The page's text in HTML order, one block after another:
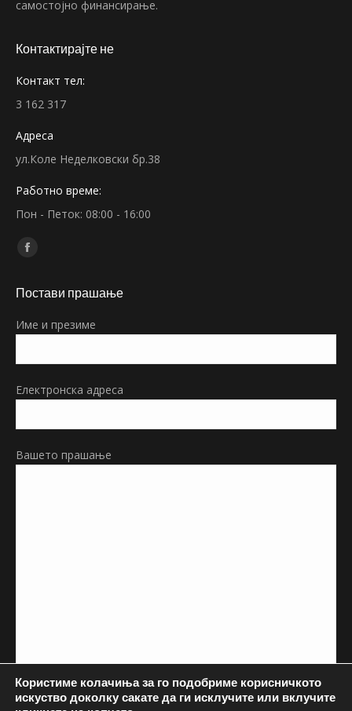
самостојно финансирање.
Контактирајте не
Контакт тел:
3 162 317
Адреса
ул.Коле Неделковски бр.38
Работно време:
Пон - Петок: 08:00 - 16:00
Find us on:
Facebook
opens
new
Постави прашање
Име и презиме
Електронска адреса
Вашето прашање
Користиме колачиња за го подобриме корисничкото
искуство доколку сакате да ги исклучите или вклучите